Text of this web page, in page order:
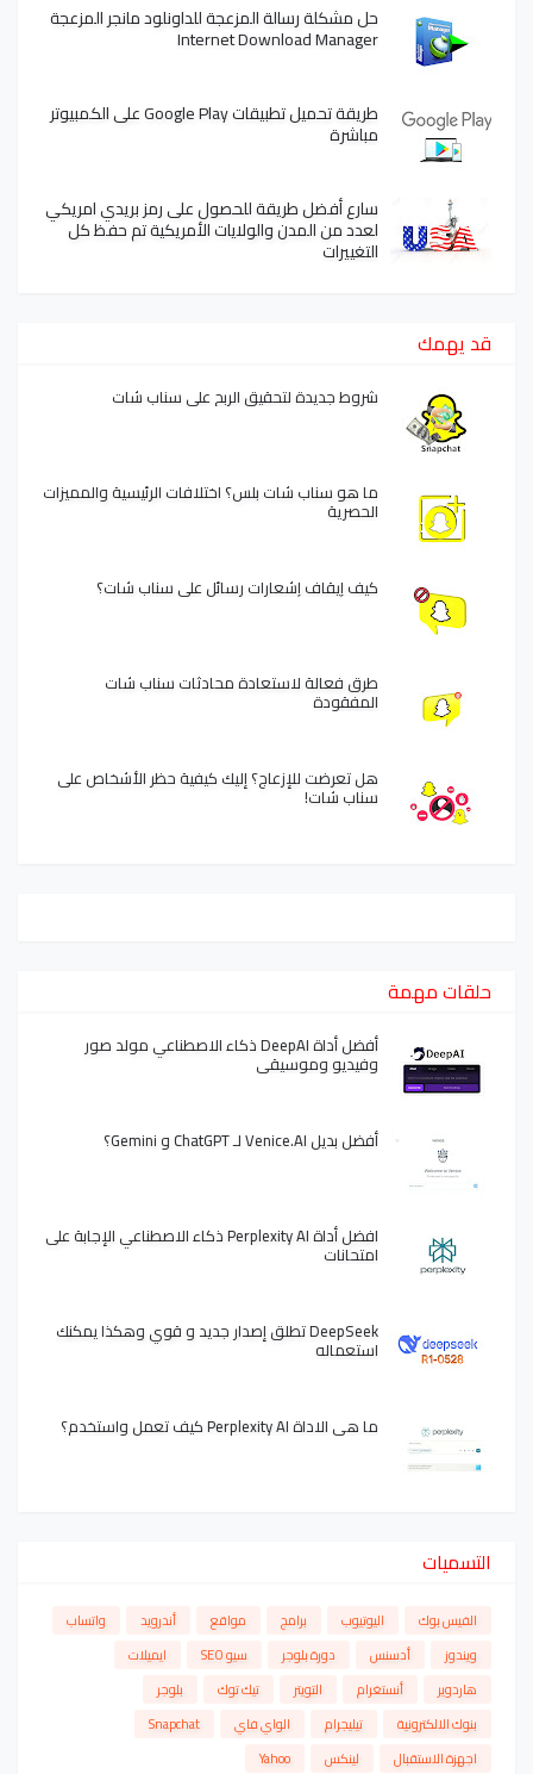
حل مشكلة رسالة المزعجة للداونلود مانجر المزعجة
Internet Download Manager
طريقة تحميل تطبيقات Google Play على الكمبيوتر
مباشرة
سارع أفضل طريقة للحصول على رمز بريدي امريكي
لعدد من المدن والولايات الأمريكية تم حفظ كل
التغييرات
قد يهمك
شروط جديدة لتحقيق الربح على سناب شات
ما هو سناب شات بلس؟ اختلافات الرئيسية والمميزات
الحصرية
كيف إيقاف إشعارات رسائل على سناب شات؟
طرق فعالة لاستعادة محادثات سناب شات
المفقودة
هل تعرضت للإزعاج؟ إليك كيفية حظر الأشخاص على
سناب شات!
حلقات مهمة
أفضل أداة DeepAI ذكاء الاصطناعي مولد صور
وفيديو وموسيقى
أفضل بديل Venice.AI لـ ChatGPT و Gemini؟
افضل أداة Perplexity AI ذكاء الاصطناعي الإجابة على
امتحانات
DeepSeek تطلق إصدار جديد و قوي وهكذا يمكنك
استعماله
ما هي الاداة Perplexity AI كيف تعمل واستخدم؟
التسميات
الفيس بوك اليوتيوب برامج مواقع أندرويد
واتساب
ويندوز
أدسنس دورة بلوجر سيو SEO
ايميلات
هاردوير
أنستغرام التويتر تيك توك
بلوجر
بنوك الالكترونية
تيليجرام الواي فاي
Snapchat
اجهزة الاستقبال
لينكس Yahoo